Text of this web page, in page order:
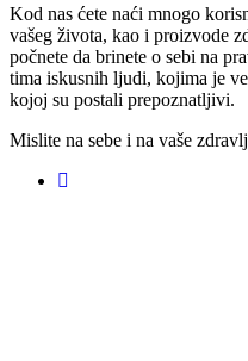
Kod nas ćete naći mnogo
vašeg života, kao i proizvode
počnete da brinete o sebi na
tima iskusnih ljudi, kojima je
kojoj su postali prepoznatljivi.
Mislite na sebe i na vaše